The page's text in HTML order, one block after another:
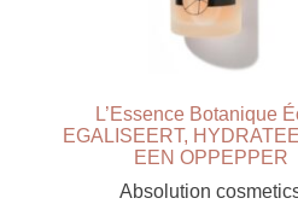
L’Essence Botanique
EGALISEERT,
EEN OPPEPPER
Absolution